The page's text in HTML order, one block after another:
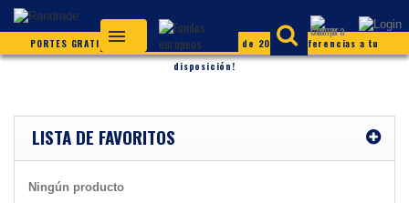
PORTES GRATIS (según condiciones) ¡Más de 20.000 referencias a tu
disposición!
LISTA DE FAVORITOS
Ningún producto